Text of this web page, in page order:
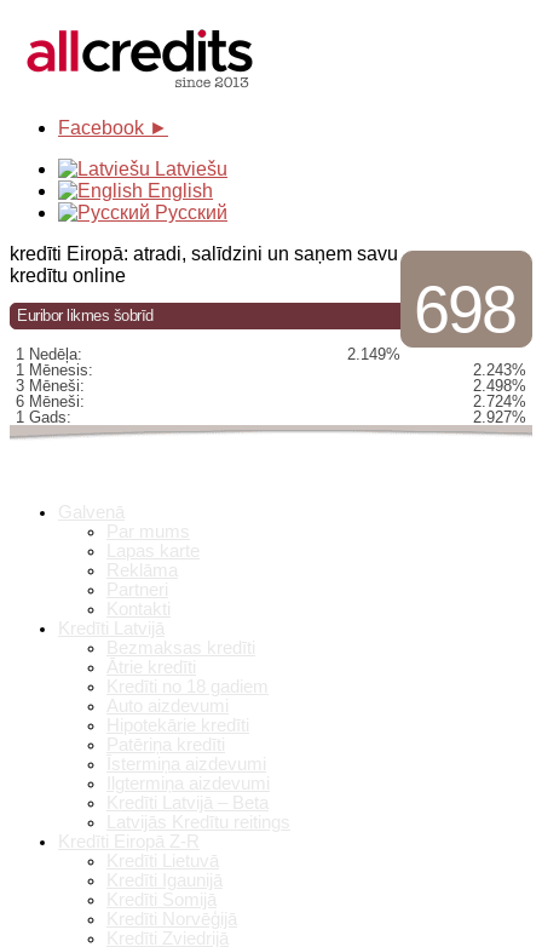
Facebook ►
Latviešu
English
Русский
698
kredīti Eiropā: atradi, salīdzini un saņem savu
kredītu online
Euribor likmes šobrīd
1 Nedēļa:
2.149%
1 Mēnesis:
2.243%
3 Mēneši:
2.498%
6 Mēneši:
2.724%
1 Gads:
2.927%